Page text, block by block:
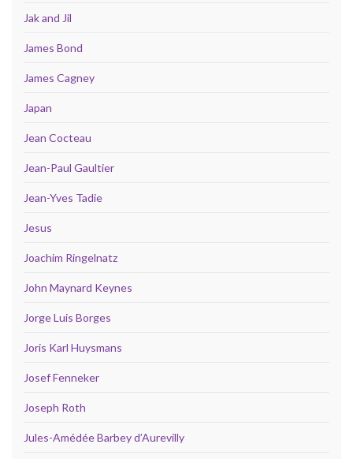
Jak and Jil
James Bond
James Cagney
Japan
Jean Cocteau
Jean-Paul Gaultier
Jean-Yves Tadie
Jesus
Joachim Ringelnatz
John Maynard Keynes
Jorge Luis Borges
Joris Karl Huysmans
Josef Fenneker
Joseph Roth
Jules-Amédée Barbey d’Aurevilly